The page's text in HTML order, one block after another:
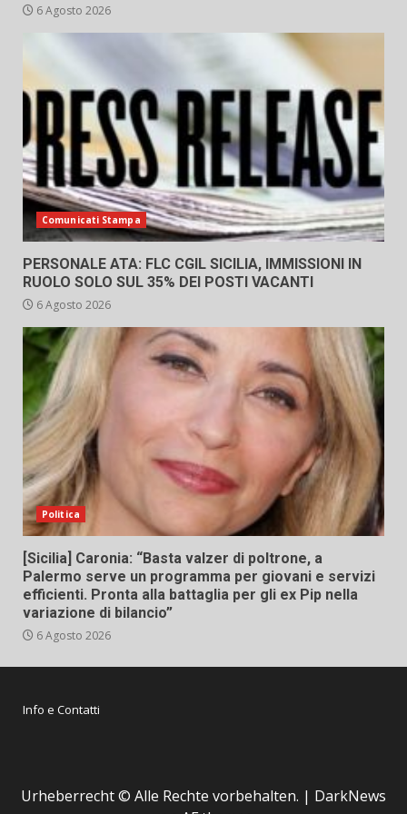
6 Agosto 2026
Comunicati Stampa
PERSONALE ATA: FLC CGIL SICILIA, IMMISSIONI IN
RUOLO SOLO SUL 35% DEI POSTI VACANTI
6 Agosto 2026
Politica
[Sicilia] Caronia: “Basta valzer di poltrone, a
Palermo serve un programma per giovani e servizi
efficienti. Pronta alla battaglia per gli ex Pip nella
variazione di bilancio”
6 Agosto 2026
Info e Contatti
Urheberrecht © Alle Rechte vorbehalten. | DarkNews